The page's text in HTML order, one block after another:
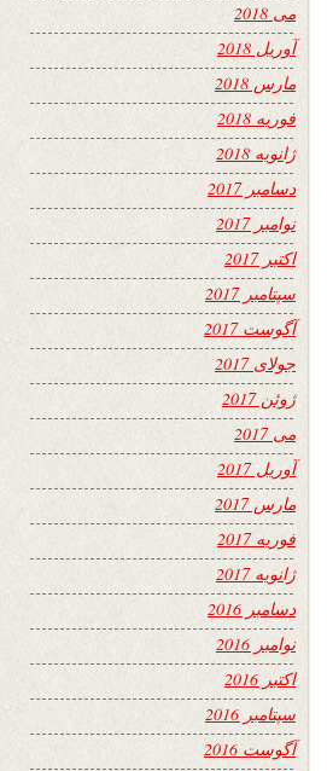
می 2018
آوریل 2018
مارس 2018
فوریه 2018
ژانویه 2018
دسامبر 2017
نوامبر 2017
اکتبر 2017
سپتامبر 2017
آگوست 2017
جولای 2017
ژوئن 2017
می 2017
آوریل 2017
مارس 2017
فوریه 2017
ژانویه 2017
دسامبر 2016
نوامبر 2016
اکتبر 2016
سپتامبر 2016
آگوست 2016